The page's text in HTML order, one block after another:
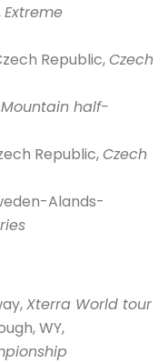
Extreme
Republic,Czech
Mountain half-
Republic,Czech
Alands-
Xterra World tour
WY,